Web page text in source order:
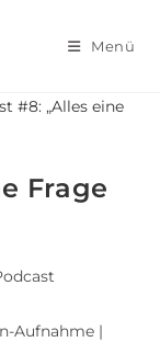
Menü
Frage
Aufnahme |